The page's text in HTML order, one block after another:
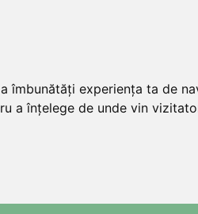
îmbunătăți experiența ta de
a înțelege de unde vin